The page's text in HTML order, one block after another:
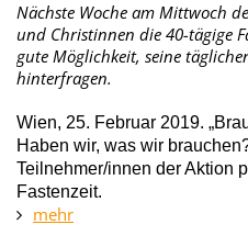
Nächste Woche am Mittwoch
und Christinnen die 40-tägige
gute Möglichkeit, seine
hinterfragen.
Wien, 25. Februar 2019.
Haben wir, was wir
Teilnehmer/innen der Aktion
Fastenzeit.
mehr